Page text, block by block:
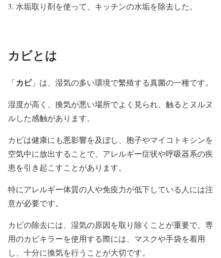
水垢取り剤を使って、キッチンの水垢を除去した。
カビとは
「カビ」は、湿気の多い環境で繁殖する真菌の一種です。
湿度が高く、換気が悪い場所でよく見られ、触るとヌルヌ
ルした感触があります。
カビは健康にも悪影響を及ぼし、胞子やマイコトキシンを
空気中に放出することで、アレルギー症状や呼吸器系の疾
患を引き起こすことがあります。
特にアレルギー体質の人や免疫力が低下している人には注
意が必要です。
カビの除去には、湿気の原因を取り除くことが重要で、専
用のカビキラーを使用する際には、マスクや手袋を着用
し、十分に換気を行うことが大切です。